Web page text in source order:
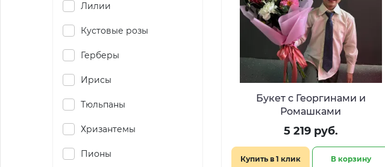
Лилии
Кустовые розы
Герберы
Ирисы
Тюльпаны
Хризантемы
Пионы
Букет с Георгинами и
Ромашками
5 219 руб.
Купить в 1 клик В корзину